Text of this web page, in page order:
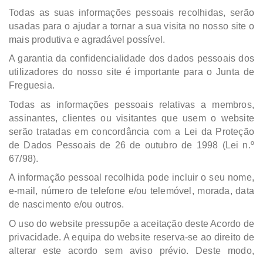
Todas as suas informações pessoais recolhidas, serão
usadas para o ajudar a tornar a sua visita no nosso site o
mais produtiva e agradável possível.
A garantia da confidencialidade dos dados pessoais dos
utilizadores do nosso site é importante para o Junta de
Freguesia.
Todas as informações pessoais relativas a membros,
assinantes, clientes ou visitantes que usem o website
serão tratadas em concordância com a Lei da Proteção
de Dados Pessoais de 26 de outubro de 1998 (Lei n.º
67/98).
A informação pessoal recolhida pode incluir o seu nome,
e-mail, número de telefone e/ou telemóvel, morada, data
de nascimento e/ou outros.
O uso do website pressupõe a aceitação deste Acordo de
privacidade. A equipa do website reserva-se ao direito de
alterar este acordo sem aviso prévio. Deste modo,